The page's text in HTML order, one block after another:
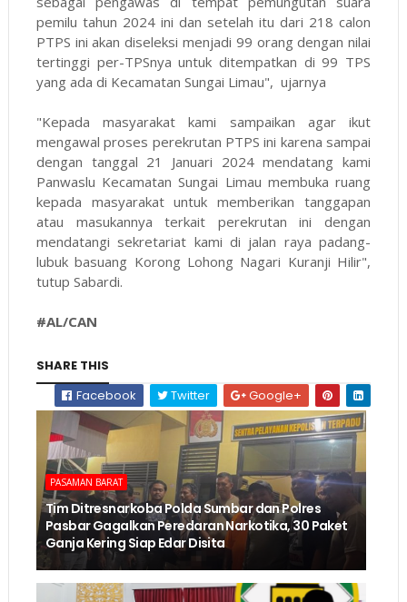
pemilu tahun 2024 ini dan setelah itu dari 218 calon
PTPS ini akan diseleksi menjadi 99 orang dengan nilai
tertinggi per-TPSnya untuk ditempatkan di 99 TPS
yang ada di Kecamatan Sungai Limau", ujarnya
"Kepada masyarakat kami sampaikan agar ikut
mengawal proses perekrutan PTPS ini karena sampai
dengan tanggal 21 Januari 2024 mendatang kami
Panwaslu Kecamatan Sungai Limau membuka ruang
kepada masyarakat untuk memberikan tanggapan
atau masukannya terkait perekrutan ini dengan
mendatangi sekretariat kami di jalan raya padang-
lubuk basuang Korong Lohong Nagari Kuranji Hilir",
tutup Sabardi.
#AL/CAN
SHARE THIS
Facebook
Twitter Google+
PASAMAN BARAT
Tim Ditresnarkoba Polda Sumbar dan Polres
Pasbar Gagalkan Peredaran Narkotika, 30 Paket
Ganja Kering Siap Edar Disita